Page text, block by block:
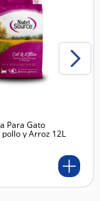
Para Gato
y Arroz 12L